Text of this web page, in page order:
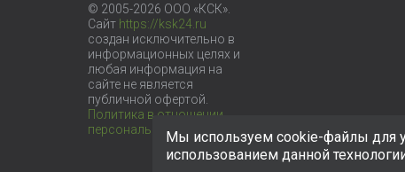
© 2005-2026 ООО «КСК».
Сайт https://ksk24.ru
создан исключительно в
информационных целях и
любая информация на
сайте не является
публичной офертой.
Политика в отношении
персональных данныхМы используем cookie-файлы для
использованием данной